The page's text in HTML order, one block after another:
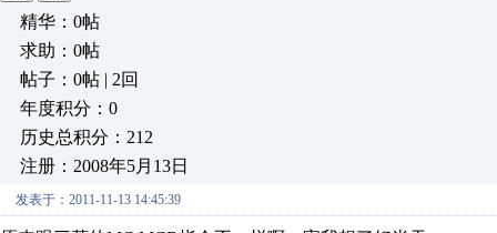
精华：0帖
求助：0帖
帖子：0帖 | 2回
年度积分：0
历史总积分：212
注册：2008年5月13日
发表于：2011-11-13 14:45:39